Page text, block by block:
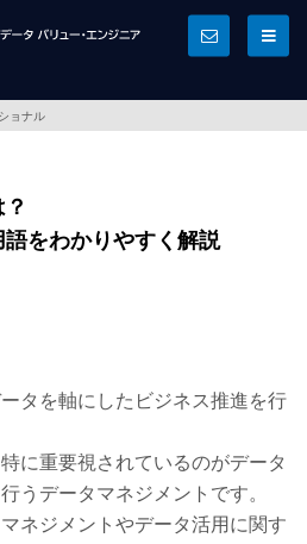
ョナル
をわかりやすく解説
タを軸にしたビジネス推進を行
に重要視されているのがデータ
うデータマネジメントです。
ネジメントやデータ活用に関す